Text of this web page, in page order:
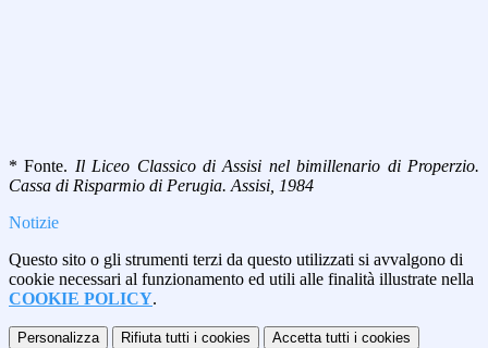
* Fonte. Il Liceo Classico di Assisi nel bimillenario di Properzio.
Cassa di Risparmio di Perugia. Assisi, 1984
Notizie
Questo sito o gli strumenti terzi da questo utilizzati si avvalgono di
cookie necessari al funzionamento ed utili alle finalità illustrate nella
COOKIE POLICY.
Personalizza Rifiuta tutti i cookies Accetta tutti i cookies